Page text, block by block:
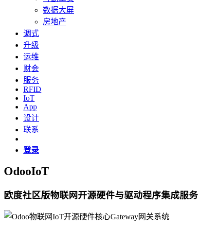
数据大屏
房地产
调式
升级
运维
财会
服务
RFID
IoT
App
设计
联系
登录
OdooIoT
欧度社区版物联网开源硬件与驱动程序集成服务